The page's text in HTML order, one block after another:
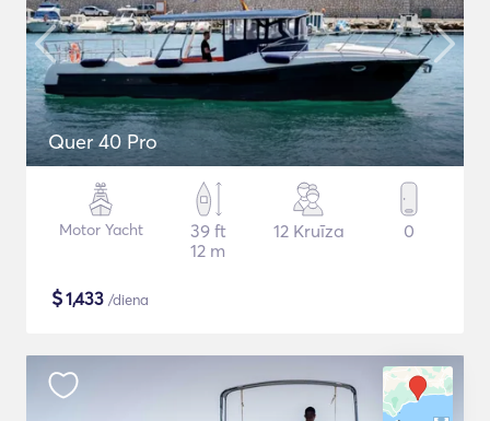
Quer 40 Pro
Motor Yacht
39 ft
12 m
12 Kruīza 0
$1,433 /diena